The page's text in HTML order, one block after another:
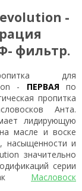
-
фильтр.
для
- ПЕРВАЯ по
пропитка
Анта.
лидирующую
масле и воске
насыщенности и
значительно
серии
Масловоск